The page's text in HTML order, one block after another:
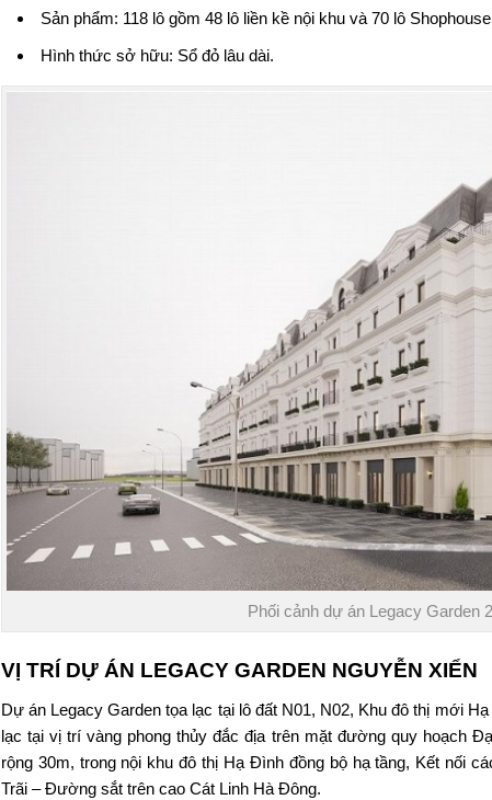
Sản phẩm: 118 lô gồm 48 lô liền kề nội khu và 70 lô
Hình thức sở hữu: Sổ đỏ lâu dài.
Phối cảnh dự án Legacy Garden
VỊ TRÍ DỰ ÁN LEGACY GARDEN NGUYỄN XIỂN
Dự án Legacy Garden tọa lạc tại lô đất N01, N02, Khu đô thị mới
lạc tại vị trí vàng phong thủy đắc địa trên mặt đường quy hoạch
rộng 30m, trong nội khu đô thị Hạ Đình đồng bộ hạ tầng, Kết nối
Trãi – Đường sắt trên cao Cát Linh Hà Đông.